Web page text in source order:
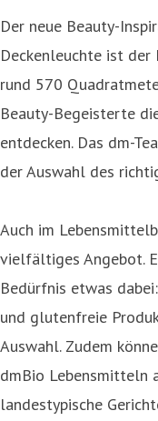
Der neue Beauty-
Deckenleuchte ist der
rund 570
Beauty-Begeisterte
entdecken. Das dm-
der Auswahl des
Auch im
vielfältiges Angebot.
Bedürfnis etwas
und glutenfreie
Auswahl. Zudem
dmBio Lebensmitteln
landestypische